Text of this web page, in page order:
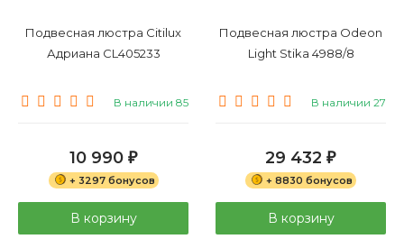
Подвесная люстра Citilux
Адриана CL405233
В наличии 85
10 990 ₽
+ 3297 бонусов
В корзину
Подвесная люстра Odeon
Light Stika 4988/8
В наличии 27
29 432 ₽
+ 8830 бонусов
В корзину